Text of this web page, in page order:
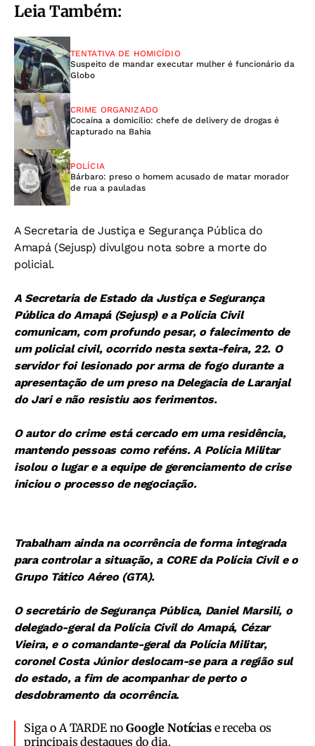
Leia Também:
TENTATIVA DE HOMICÍDIO
Suspeito de mandar executar mulher é funcionário da
Globo
CRIME ORGANIZADO
Cocaína a domicílio: chefe de delivery de drogas é
capturado na Bahia
POLÍCIA
Bárbaro: preso o homem acusado de matar morador
de rua a pauladas
A Secretaria de Justiça e Segurança Pública do
Amapá (Sejusp) divulgou nota sobre a morte do
policial.
A Secretaria de Estado da Justiça e Segurança
Pública do Amapá (Sejusp) e a Polícia Civil
comunicam, com profundo pesar, o falecimento de
um policial civil, ocorrido nesta sexta-feira, 22. O
servidor foi lesionado por arma de fogo durante a
apresentação de um preso na Delegacia de Laranjal
do Jari e não resistiu aos ferimentos.
O autor do crime está cercado em uma residência,
mantendo pessoas como reféns. A Polícia Militar
isolou o lugar e a equipe de gerenciamento de crise
iniciou o processo de negociação.
Trabalham ainda na ocorrência de forma integrada
para controlar a situação, a CORE da Polícia Civil e o
Grupo Tático Aéreo (GTA).
O secretário de Segurança Pública, Daniel Marsili, o
delegado-geral da Polícia Civil do Amapá, Cézar
Vieira, e o comandante-geral da Polícia Militar,
coronel Costa Júnior deslocam-se para a região sul
do estado, a fim de acompanhar de perto o
desdobramento da ocorrência.
Siga o A TARDE noGoogle Notíciase receba os
principais destaques do dia.